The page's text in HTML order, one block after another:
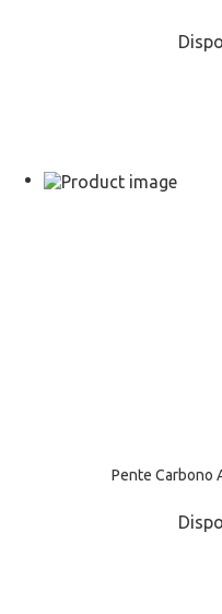
Pente Carbono